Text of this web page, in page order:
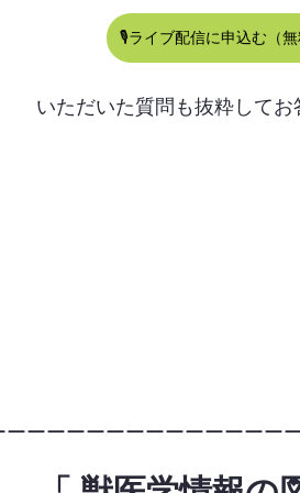
🎙ライブ配信に申込む（無
いただいた質問も抜粋してお
ーーーーーーーーーーーーーー